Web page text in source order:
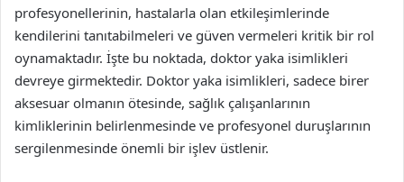
profesyonellerinin, hastalarla olan etkileşimlerinde
kendilerini tanıtabilmeleri ve güven vermeleri kritik bir rol
oynamaktadır. İşte bu noktada, doktor yaka isimlikleri
devreye girmektedir. Doktor yaka isimlikleri, sadece birer
aksesuar olmanın ötesinde, sağlık çalışanlarının
kimliklerinin belirlenmesinde ve profesyonel duruşlarının
sergilenmesinde önemli bir işlev üstlenir.